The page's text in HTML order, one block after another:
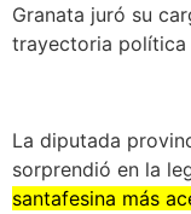
Granata juró su
trayectoria política
La diputada
sorprendió en la
santafesina más